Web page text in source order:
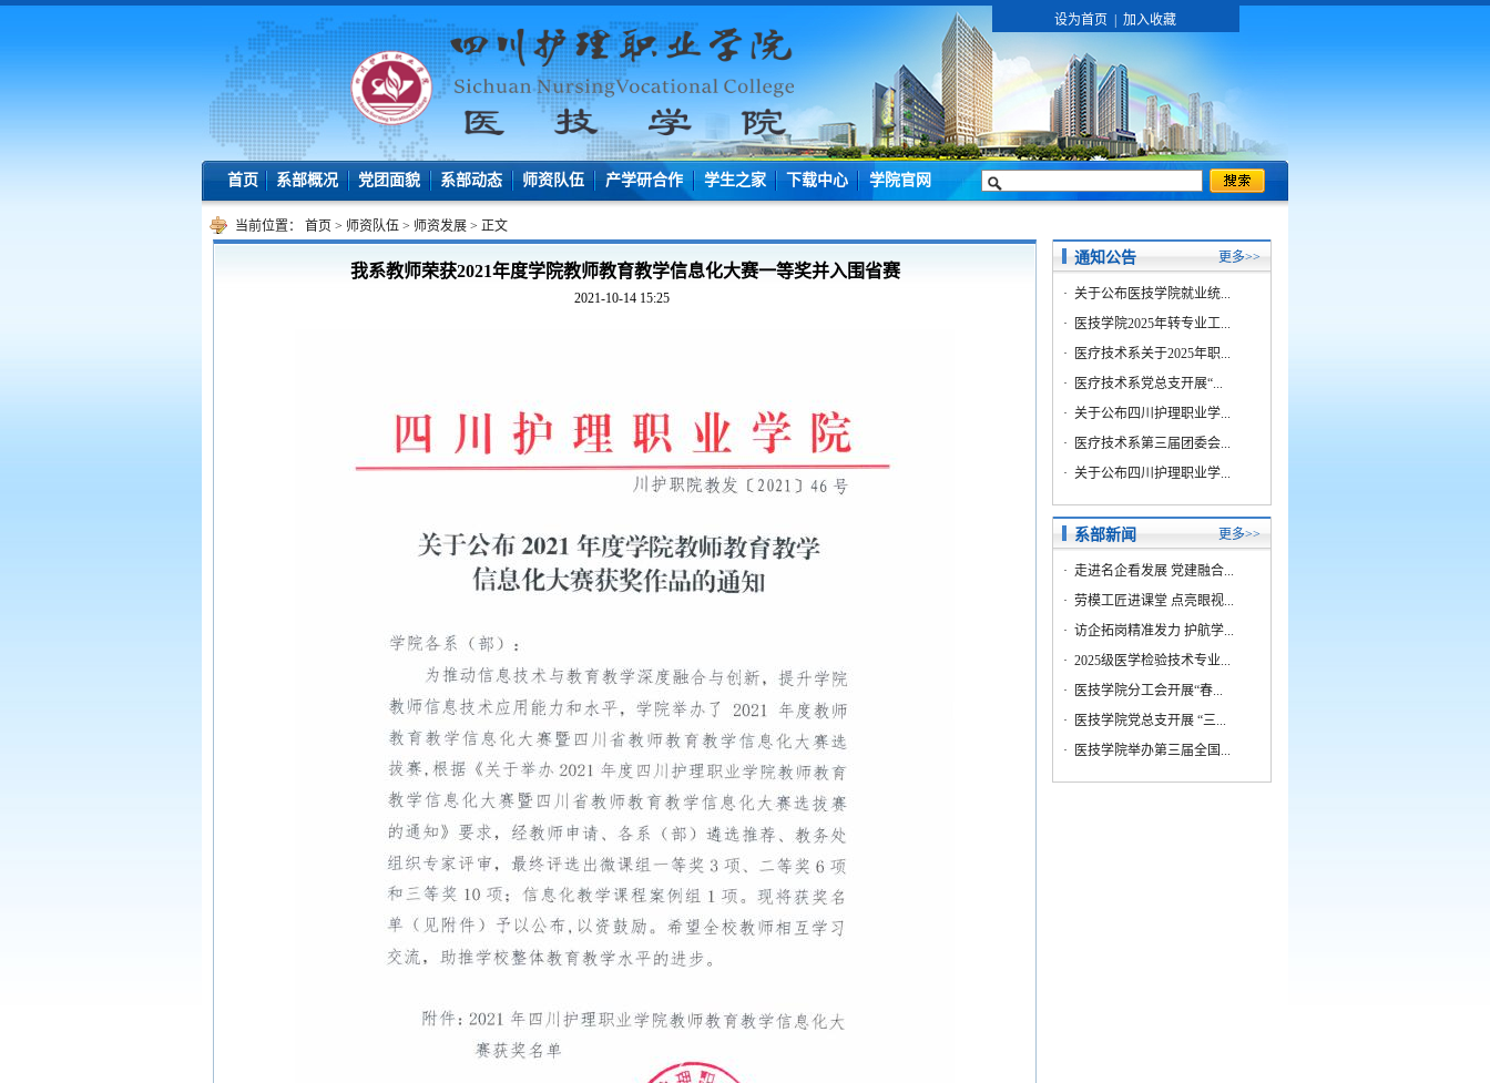
设为首页 加入收藏
首页 系部概况 党团面貌 系部动态 师资队伍 产学研合作 学生之家 下载中心 学院官网
当前位置： 首页 > 师资队伍 > 师资发展 > 正文
我系教师荣获2021年度学院教师教育教学信息化大赛一等奖并入围省赛
2021-10-14 15:25
通知公告 更多>>
· 关于公布医技学院就业统...
·
医技学院2025年转专业工...
·
医疗技术系关于2025年职...
·
医疗技术系党总支开展“...
· 关于公布四川护理职业学...
·
医疗技术系第三届团委会...
· 关于公布四川护理职业学...
系部新闻 更多>>
· 走进名企看发展 党建融合...
· 劳模工匠进课堂 点亮眼视...
· 访企拓岗精准发力 护航学...
· 2025级医学检验技术专业...
·
医技学院分工会开展“春...
·
医技学院党总支开展 “三...
·
医技学院举办第三届全国...